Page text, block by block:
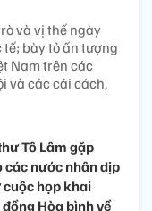
củng cố quan
thống, hướng tới
phương tiện và
số
hai cơ quan tăng
tâm, ngoài
thông tin về
đổi số, ứng